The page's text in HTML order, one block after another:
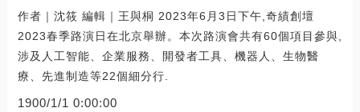
作者｜沈筱 編輯｜王與桐 2023年6月3日下午,奇績創壇
2023春季路演日在北京舉辦。本次路演會共有60個項目參與,
涉及人工智能、企業服務、開發者工具、機器人、生物醫
療、先進制造等22個細分行.
1900/1/1 0:00:00